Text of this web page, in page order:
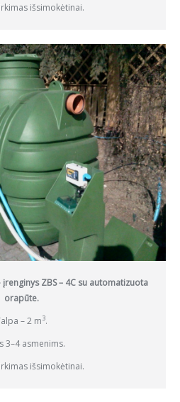
išsimokėtinai.
ZBS – 4C su automatizuota
orapūte.
– 2 m3.
3–4 asmenims.
išsimokėtinai.